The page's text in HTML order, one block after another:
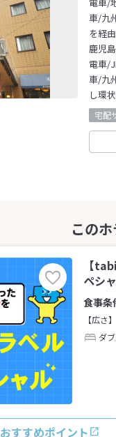
車/九
を経
鹿児島
電車/
車/九
し環
宅配
【
ペシ
【広さ
ダ
おすすめポイント